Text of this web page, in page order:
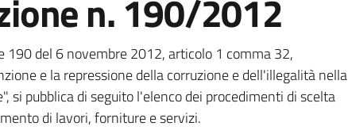
n. 190/2012
190 del 6 novembre 2012, articolo 1 comma 32,
e la repressione della corruzione e dell'illegalità nella
si pubblica di seguito l'elenco dei procedimenti di scelta
di lavori, forniture e servizi.